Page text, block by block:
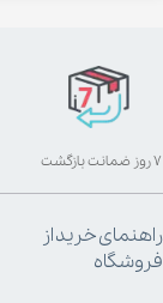
۷ روز ضمانت بازگشت
راهنمای خرید از
فروشگاه